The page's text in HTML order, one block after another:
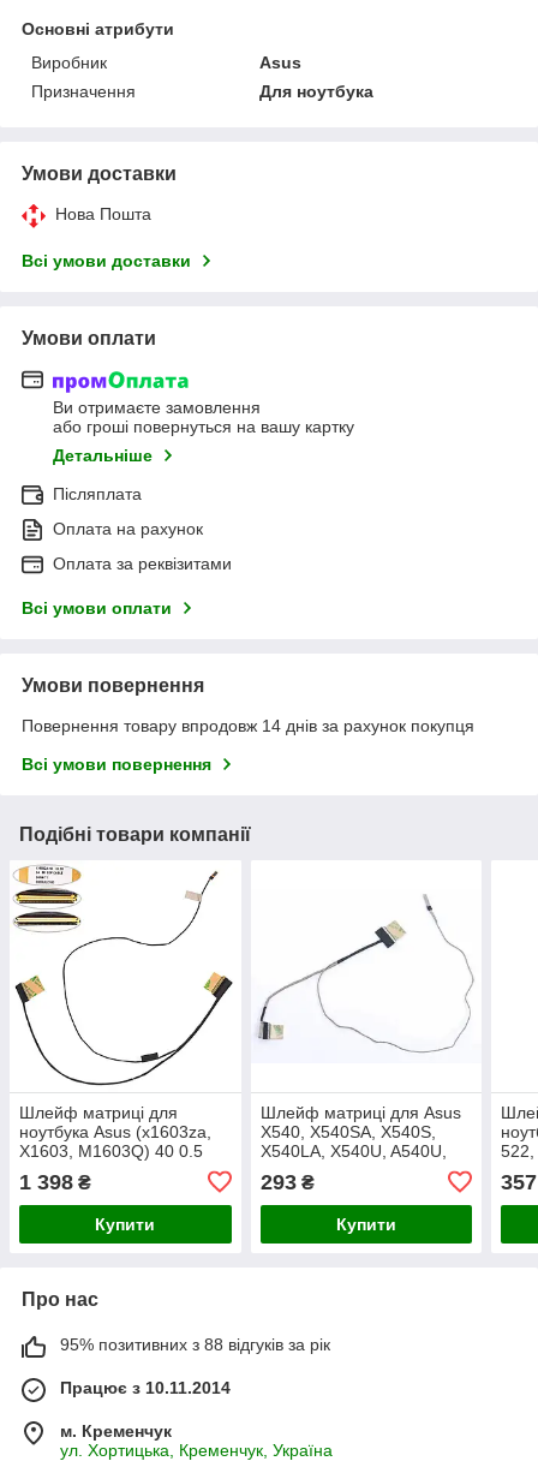
Основні атрибути
Виробник
Asus
Призначення
Для ноутбука
Умови доставки
Нова Пошта
Всі умови доставки
Умови оплати
Ви отримаєте замовлення
або гроші повернуться на вашу картку
Детальніше
Післяплата
Оплата на рахунок
Оплата за реквізитами
Всі умови оплати
Умови повернення
Повернення товару впродовж 14 днів за рахунок покупця
Всі умови повернення
Подібні товари компанії
Шлейф матриці для
ноутбука Asus (x1603za,
X1603, M1603Q) 40 0.5
1 398 ₴
Купити
Шлейф матриці для Asus
X540, X540SA, X540S,
X540LA, X540U, A540U,
(DD0XKALC020) LCD
кабель
293₴
Купити
522,
357
Про нас
95% позитивних з 88 відгуків за рік
Працює з 10.11.2014
м. Кременчук
ул. Хортицька, Кременчук, Україна